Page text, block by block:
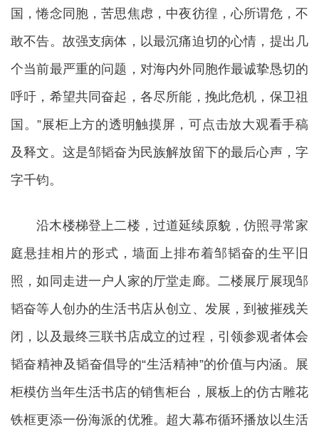
国，惓念同胞，苦思焦虑，中夜彷徨，心所谓危，不
敢不告。故强支病体，以最沉痛迫切的心情，提出几
个当前最严重的问题，对海内外同胞作最诚挚恳切的
呼吁，希望共同奋起，各尽所能，挽此危机，保卫祖
国。”展柜上方的透明触摸屏，可点击放大观看手稿
及释文。这是邹韬奋为民族解放留下的最后心声，字
字千钧。
沿木楼梯登上二楼，过道延续原貌，仿照寻常家
庭悬挂相片的形式，墙面上排布着邹韬奋的生平旧
照，如同走进一户人家的厅堂走廊。二楼展厅展现邹
韬奋等人创办的生活书店从创立、发展，到被摧残关
闭，以及最终三联书店成立的过程，引领参观者体会
韬奋精神及韬奋倡导的“生活精神”的价值与内涵。展
柜模仿当年生活书店的销售柜台，展板上的仿古雕花
铁框更添一份海派的优雅。超大幕布循环播放以生活